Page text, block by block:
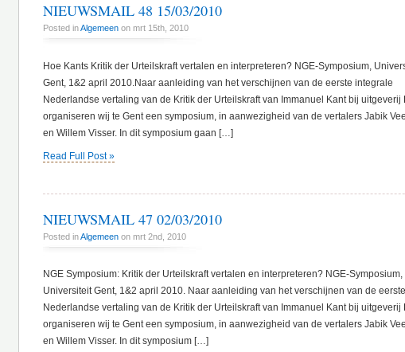
NIEUWSMAIL 48 15/03/2010
Posted inAlgemeen on mrt 15th, 2010
Hoe Kants Kritik der Urteilskraft vertalen en interpreteren? NGE-Symposium,
Gent, 1&2 april 2010.Naar aanleiding van het verschijnen van de eerste integrale
Nederlandse vertaling van de Kritik der Urteilskraft van Immanuel Kant bij uitgeverij
organiseren wij te Gent een symposium, in aanwezigheid van de vertalers Jabik
en Willem Visser. In dit symposium gaan […]
Read Full Post »
NIEUWSMAIL 47 02/03/2010
Posted inAlgemeen on mrt 2nd, 2010
NGE Symposium: Kritik der Urteilskraft vertalen en interpreteren? NGE-Symposium,
Universiteit Gent, 1&2 april 2010. Naar aanleiding van het verschijnen van de
Nederlandse vertaling van de Kritik der Urteilskraft van Immanuel Kant bij uitgeverij
organiseren wij te Gent een symposium, in aanwezigheid van de vertalers Jabik
en Willem Visser. In dit symposium […]